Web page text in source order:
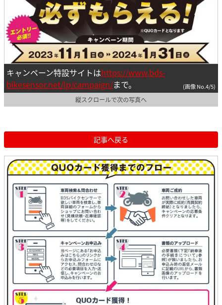
キャンペーン特設サイトはhttps://www.bds-
bikesensor.net/lp/campaign/まで。 (画像 No.4/5)
縦スクロールで次の写真へ
記事へ戻る